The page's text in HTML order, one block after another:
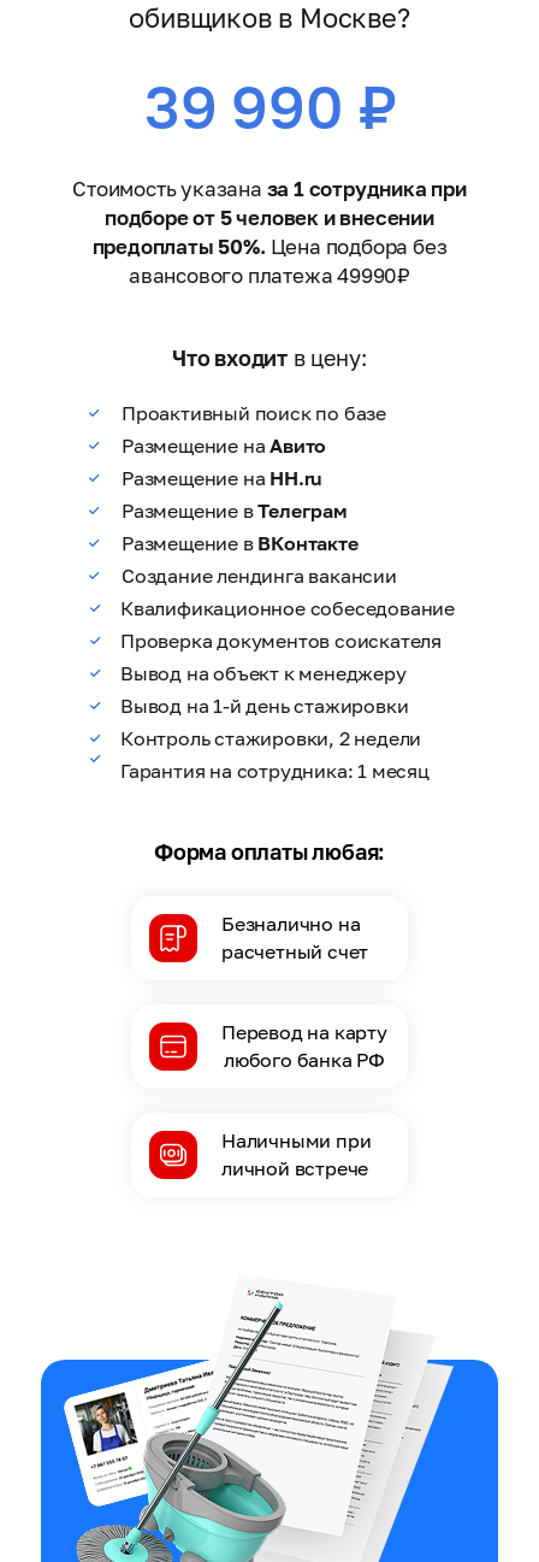
обивщиков в Москве?
Форма оплаты любая:
Наличными при
личной встрече
Безналично на
расчетный счет
Перевод на карту
любого банка РФ
39 990 ₽
Стоимость указана за 1 сотрудника при
подборе от 5 человек и внесении
предоплаты 50%. Цена подбора без
авансового платежа 49990₽
Что входит в цену:
Квалификационное собеседование
Проверка документов соискателя
Вывод на объект к менеджеру
Вывод на 1-й день стажировки
Контроль стажировки, 2 недели
Гарантия на сотрудника: 1 месяц
Проактивный поиск по базе
Размещение наАвито
Размещение на HH.ru
Размещение вТелеграм
Размещение в ВКонтакте
Создание лендинга вакансии